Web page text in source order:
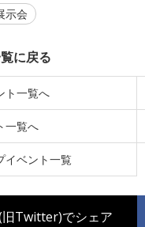
示会
に戻る
ト一覧へ
一覧へ
イベント一覧
旧Twitter)でシェア